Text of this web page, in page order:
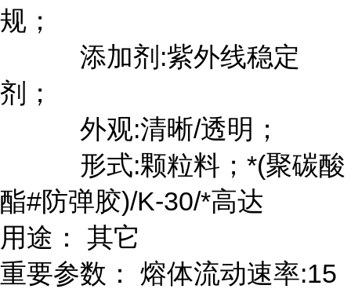
规；
添加剂:紫外线稳定
剂；
外观:清晰/透明；
形式:颗粒料；*(聚碳酸
酯#防弹胶)/K-30/*高达
用途： 其它
重要参数： 熔体流动速率:15